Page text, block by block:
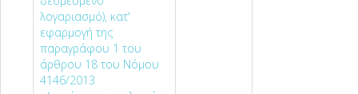
λογαριασµό), κατ'
εφαρµογή της
παραγράφου 1 του
άρθρου 18 του Νόµου
4146/2013